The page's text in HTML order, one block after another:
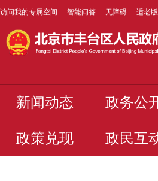
访问我的专属空间 智能问答 无障碍 适老版
新闻动态 政务公
政策兑现 政民互